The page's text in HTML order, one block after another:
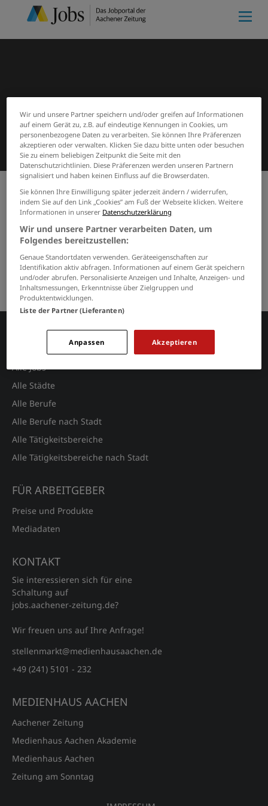
Start Suchergebnisse Meine Merkliste
Jobs von blickfang-gmbh-co-kg
GRENZEN SIE IHRE SUCHE EIN
Keine Suchergebnisse gefunden.
Alle Jobs
Alle Städte
Alle Berufe
Alle Berufe nach Stadt
Alle Tätigkeitsbereiche
Alle Tätigkeitsbereiche nach Stadt
FÜR ARBEITGEBER
Preise und Produkte
Mediadaten
KONTAKT
Sie interessieren sich für eine
Schaltung auf
jobs.aachener‑zeitung.de?
Wir freuen uns auf Ihre Anfrage!
stellenmarkt@medienhausaachen.de
+49 (241) 5101 - 232
MEDIENHAUS AACHEN
Aachener Zeitung
Medienhaus Aachen Akademie
Medienhaus Aachen
Zeitung am Sonntag
Wir und unsere Partner speichern und/oder greifen auf Informationen
auf einem Gerät zu, z.B. auf eindeutige Kennungen in Cookies, um
personenbezogene Daten zu verarbeiten. Sie können Ihre Präferenzen
akzeptieren oder verwalten. Klicken Sie dazu bitte unten oder besuchen
Sie zu einem beliebigen Zeitpunkt die Seite mit den
Datenschutzrichtlinien. Diese Präferenzen werden unseren Partnern
signalisiert und haben keinen Einfluss auf die Browserdaten.
Sie können Ihre Einwilligung später jederzeit ändern / widerrufen,
indem Sie auf den Link „Cookies” am Fuß der Webseite klicken. Weitere
Informationen in unserer Datenschutzerklärung
Wir und unsere Partner verarbeiten Daten, um
Folgendes bereitzustellen:
Genaue Standortdaten verwenden. Geräteeigenschaften zur
Identifikation aktiv abfragen. Informationen auf einem Gerät speichern
und/oder abrufen. Personalisierte Anzeigen und Inhalte, Anzeigen- und
Inhaltsmessungen, Erkenntnisse über Zielgruppen und
Produktentwicklungen.
Liste der Partner (Lieferanten)
Akzeptieren
Anpassen